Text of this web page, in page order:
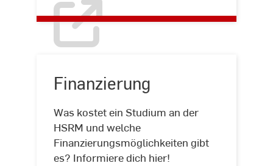
Finanzierung
Was kostet ein Studium an der
HSRM und welche
Finanzierungsmöglichkeiten gibt
es? Informiere dich hier!